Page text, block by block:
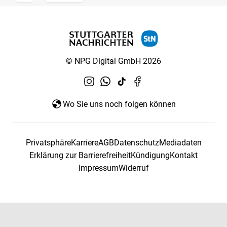
© NPG Digital GmbH 2026
Wo Sie uns noch folgen können
PrivatsphäreKarriereAGBDatenschutzMediadaten
Erklärung zur BarrierefreiheitKündigungKontakt
ImpressumWiderruf